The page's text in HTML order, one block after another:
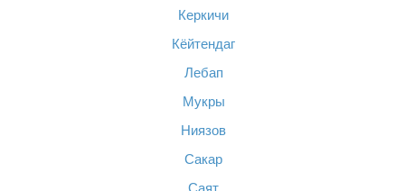
Керкичи
Кёйтендаг
Лебап
Мукры
Ниязов
Сакар
Саят